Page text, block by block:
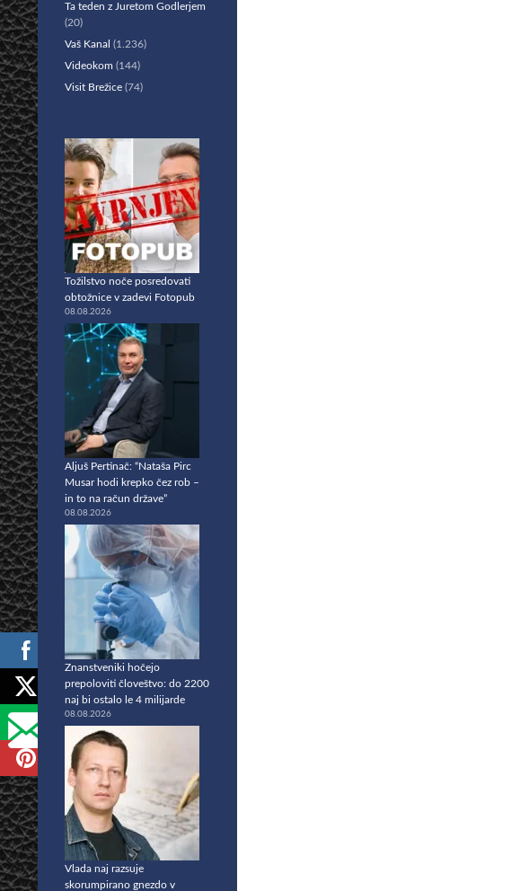
Ta teden z Juretom Godlerjem
(20)
Vaš Kanal (1.236)
Videokom (144)
Visit Brežice (74)
Tožilstvo noče posredovati
obtožnice v zadevi Fotopub
08.08.2026
Aljuš Pertinač: “Nataša Pirc
Musar hodi krepko čez rob –
in to na račun države”
08.08.2026
Znanstveniki hočejo
prepoloviti človeštvo: do 2200
naj bi ostalo le 4 milijarde
08.08.2026
Vlada naj razsuje
skorumpirano gnezdo v